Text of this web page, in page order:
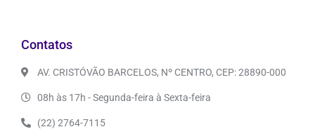
Contatos
AV. CRISTÓVÃO BARCELOS, Nº CENTRO, CEP: 28890-000
08h às 17h - Segunda-feira à Sexta-feira
(22) 2764-7115